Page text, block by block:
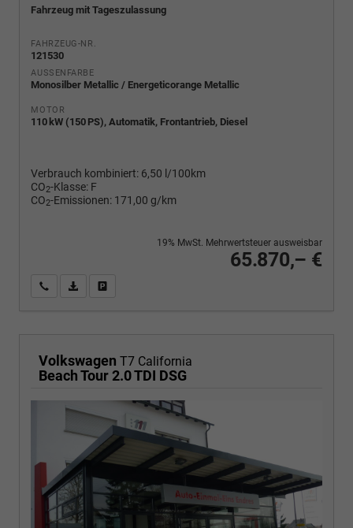
Fahrzeug mit Tageszulassung
FAHRZEUG-NR.
121530
AUSSENFARBE
Monosilber Metallic / Energeticorange Metallic
MOTOR
110 kW (150 PS), Automatik, Frontantrieb, Diesel
Verbrauch kombiniert: 6,50 l/100km
CO2-Klasse: F
CO2-Emissionen: 171,00 g/km
65.870,– €
19% MwSt. Mehrwertsteuer ausweisbar
Wir rufen Sie anPDF-Fahrzeugexposé drucken
Volkswagen T7 California
Beach Tour 2.0 TDI DSG